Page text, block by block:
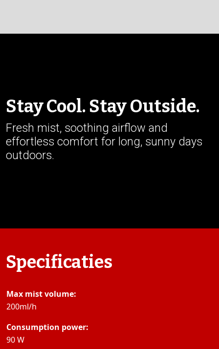
Stay Cool. Stay Outside.
Fresh mist, soothing airflow and
effortless comfort for long, sunny days
outdoors.
Specificaties
Max mist volume:
200ml/h
Consumption power:
90 W